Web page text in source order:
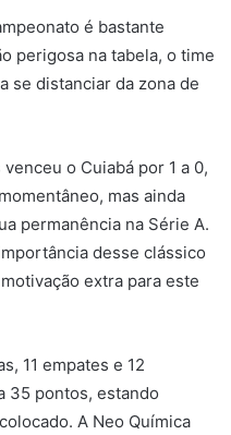
é bastante
perigosa na tabela, o time
se distanciar da zona de
o Cuiabá por 1 a 0,
mas ainda
permanência na Série A.
desse clássico
extra para este
11 empates e 12
35 pontos, estando
A Neo Química